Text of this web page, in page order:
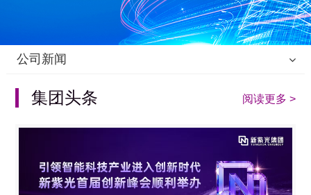
公司新闻
集团头条 阅读更多 >